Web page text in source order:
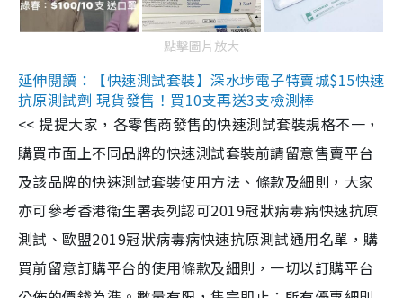
點擊圖片放大
延伸閱讀：【快速測試套裝】深水埗電子特賣城$15快速
抗原測試劑 現貨發售！買10支再送3支檢測棒
<< 提提大家，各零售商發售的快速測試套裝規格不一，
購買市面上不同品牌的快速測試套裝前請留意售賣平台
及該品牌的快速測試套裝使用方法、條款及細則，大家
亦可參考香港衞生署表列認可2019冠狀病毒病快速抗原
測試、歐盟2019冠狀病毒病快速抗原測試通用名單，購
買前留意訂購平台的使用條款及細則，一切以訂購平台